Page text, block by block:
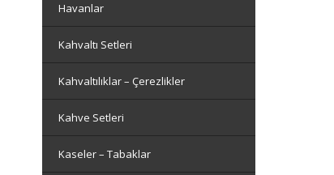
Havanlar
Kahvaltı Setleri
Kahvaltılıklar – Çerezlikler
Kahve Setleri
Kaseler – Tabaklar